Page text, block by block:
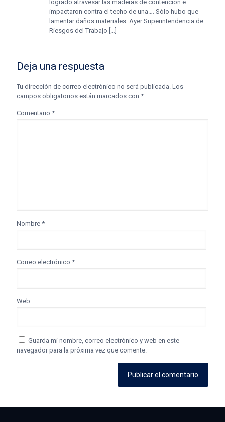
logrado atravesar las maderas de contención e
impactaron contra el techo de una…. Sólo hubo que
lamentar daños materiales. Ayer Superintendencia de
Riesgos del Trabajo […]
Deja una respuesta
Tu dirección de correo electrónico no será publicada. Los
campos obligatorios están marcados con *
Comentario *
Nombre *
Correo electrónico *
Web
Guarda mi nombre, correo electrónico y web en este
navegador para la próxima vez que comente.